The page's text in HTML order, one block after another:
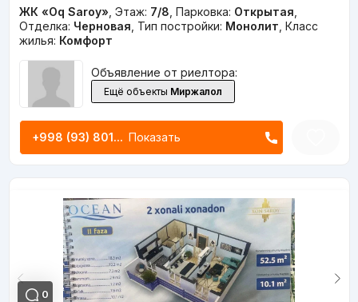
ЖК «Oq Saroy» Этаж: 7/8 Парковка: Открытая
Отделка: Черновая Тип постройки: Монолит Класс
жилья: Комфорт
Объявление от риелтора:
Ещё объекты Миржалол
+998 (93) 801... Показать
0